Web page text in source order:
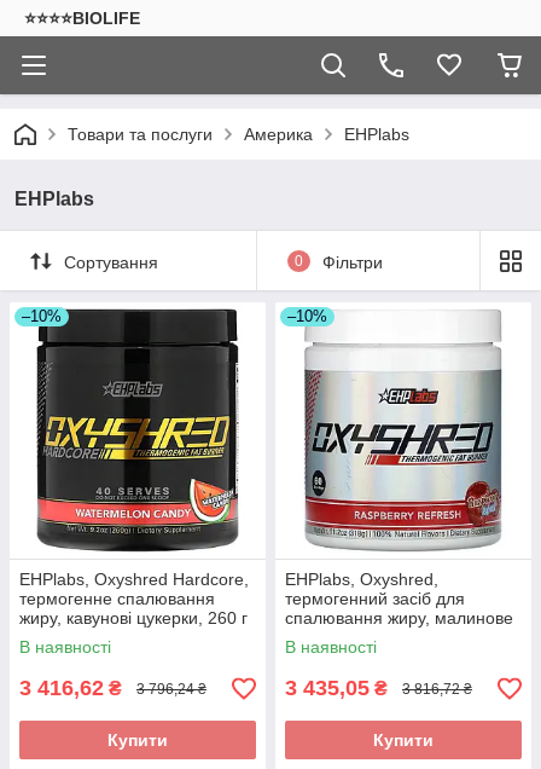
⭐⭐⭐⭐BIOLIFE
Товари та послуги Америка EHPlabs
EHPlabs
Сортування 0 Фільтри
–10%
EHPlabs, Oxyshred Hardcore,
термогенне спалювання
жиру, кавунові цукерки, 260 г
(9,2 унції) в Україні оригінал
В наявності
3 416,62 ₴ 3 796,24 ₴
Купити
–10%
EHPlabs, Oxyshred,
термогенний засіб для
спалювання жиру, малинове
освіження, 318 г (11,2 унції)
оригінал
В наявності
3 435,05 ₴ 3 816,72 ₴
Купити